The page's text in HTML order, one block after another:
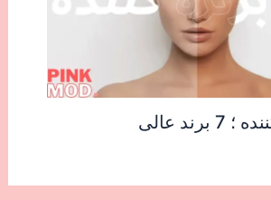
عالی